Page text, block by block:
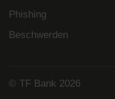
Phishing
Beschwerden
© TF Bank 2026